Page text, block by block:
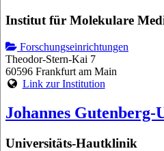
Institut für Molekulare
Forschungseinrichtungen
Theodor-Stern-Kai 7
60596 Frankfurt am Main
Link zur Institution
Johannes
Universitäts-Hautklinik